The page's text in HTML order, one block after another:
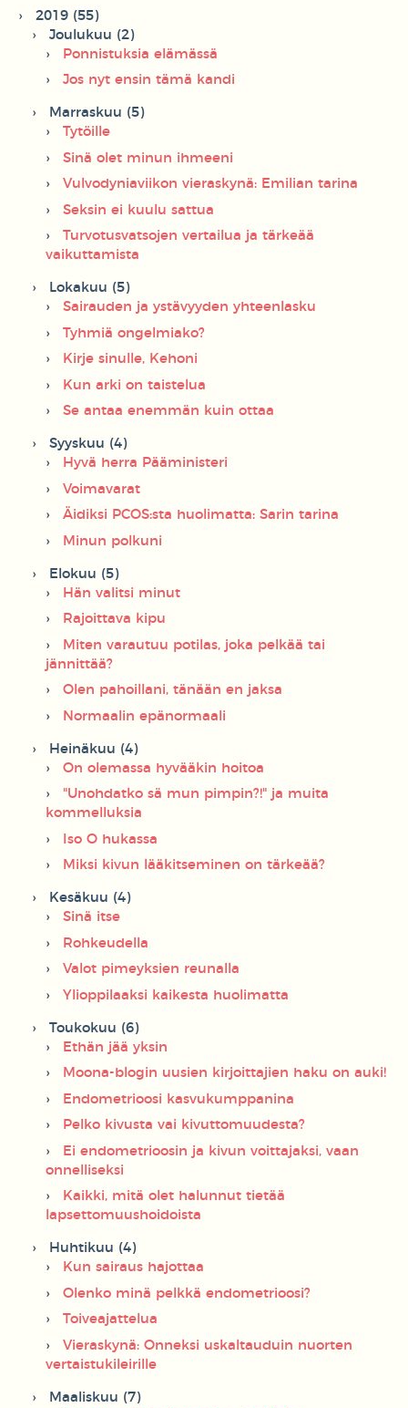
2019 (55)
Joulukuu (2)
Ponnistuksia elämässä
Jos nyt ensin tämä kandi
Marraskuu (5)
Tytöille
Sinä olet minun ihmeeni
Vulvodyniaviikon vieraskynä: Emilian tarina
Seksin ei kuulu sattua
Turvotusvatsojen vertailua ja tärkeää
vaikuttamista
Lokakuu (5)
Sairauden ja ystävyyden yhteenlasku
Tyhmiä ongelmiako?
Kirje sinulle, Kehoni
Kun arki on taistelua
Se antaa enemmän kuin ottaa
Syyskuu (4)
Hyvä herra Pääministeri
Voimavarat
Äidiksi PCOS:sta huolimatta: Sarin tarina
Minun polkuni
Elokuu (5)
Hän valitsi minut
Rajoittava kipu
Miten varautuu potilas, joka pelkää tai
jännittää?
Olen pahoillani, tänään en jaksa
Normaalin epänormaali
Heinäkuu (4)
On olemassa hyvääkin hoitoa
"Unohdatko sä mun pimpin?!" ja muita
kommelluksia
Iso O hukassa
Miksi kivun lääkitseminen on tärkeää?
Kesäkuu (4)
Sinä itse
Rohkeudella
Valot pimeyksien reunalla
Ylioppilaaksi kaikesta huolimatta
Toukokuu (6)
Ethän jää yksin
Moona-blogin uusien kirjoittajien haku on auki!
Endometrioosi kasvukumppanina
Pelko kivusta vai kivuttomuudesta?
Ei endometrioosin ja kivun voittajaksi, vaan
onnelliseksi
Kaikki, mitä olet halunnut tietää
lapsettomuushoidoista
Huhtikuu (4)
Kun sairaus hajottaa
Olenko minä pelkkä endometrioosi?
Toiveajattelua
Vieraskynä: Onneksi uskaltauduin nuorten
vertaistukileirille
Maaliskuu (7)